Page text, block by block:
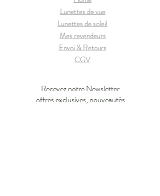
Lunettes de vue
Lunettes de soleil
Mes revendeurs
Envoi & Retours
CGV
Recevez notre Newsletter
offres exclusives, nouveautés